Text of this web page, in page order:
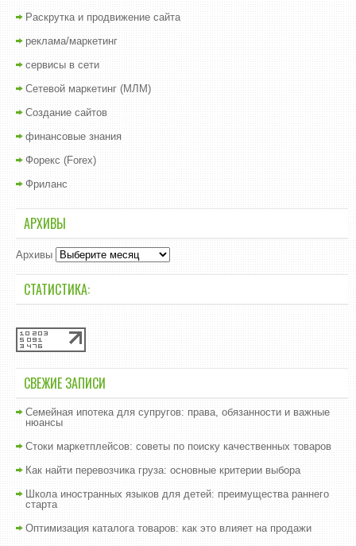
Раскрутка и продвижение сайта
реклама/маркетинг
сервисы в сети
Сетевой маркетинг (МЛМ)
Создание сайтов
финансовые знания
Форекс (Forex)
Фриланс
АРХИВЫ
Архивы
СТАТИСТИКА:
СВЕЖИЕ ЗАПИСИ
Семейная ипотека для супругов: права, обязанности и важные
нюансы
Стоки маркетплейсов: советы по поиску качественных товаров
Как найти перевозчика груза: основные критерии выбора
Школа иностранных языков для детей: преимущества раннего
старта
Оптимизация каталога товаров: как это влияет на продажи